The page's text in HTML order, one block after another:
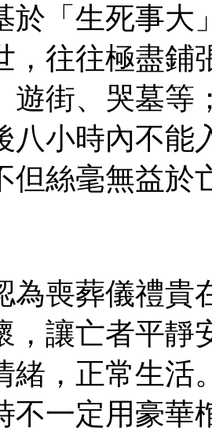
於「生死事大
，往往極盡鋪
遊街、哭墓等
八小時內不能
但絲毫無益於
喪葬儀禮貴
，讓亡者平靜
緒，正常生活
不一定用豪華